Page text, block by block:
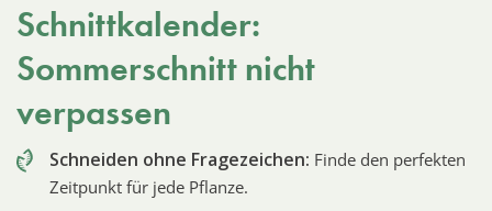
Schnittkalender:
Sommerschnitt nicht
verpassen
Schneiden ohne Fragezeichen: Finde den perfekten
Zeitpunkt für jede Pflanze.